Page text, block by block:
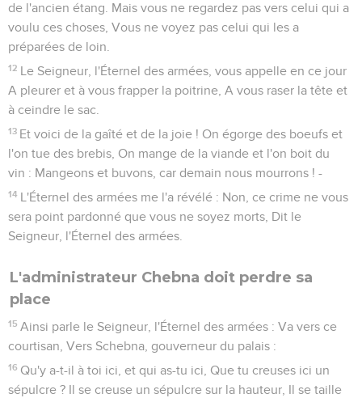
de l'ancien étang. Mais vous ne regardez pas vers celui qui a
voulu ces choses, Vous ne voyez pas celui qui les a
préparées de loin.
12 Le Seigneur, l'Éternel des armées, vous appelle en ce jour
A pleurer et à vous frapper la poitrine, A vous raser la tête et
à ceindre le sac.
13 Et voici de la gaîté et de la joie ! On égorge des boeufs et
l'on tue des brebis, On mange de la viande et l'on boit du
vin : Mangeons et buvons, car demain nous mourrons ! -
14 L'Éternel des armées me l'a révélé : Non, ce crime ne vous
sera point pardonné que vous ne soyez morts, Dit le
Seigneur, l'Éternel des armées.
L'administrateur Chebna doit perdre sa
place
15 Ainsi parle le Seigneur, l'Éternel des armées : Va vers ce
courtisan, Vers Schebna, gouverneur du palais :
16 Qu'y a-t-il à toi ici, et qui as-tu ici, Que tu creuses ici un
sépulcre ? Il se creuse un sépulcre sur la hauteur, Il se taille